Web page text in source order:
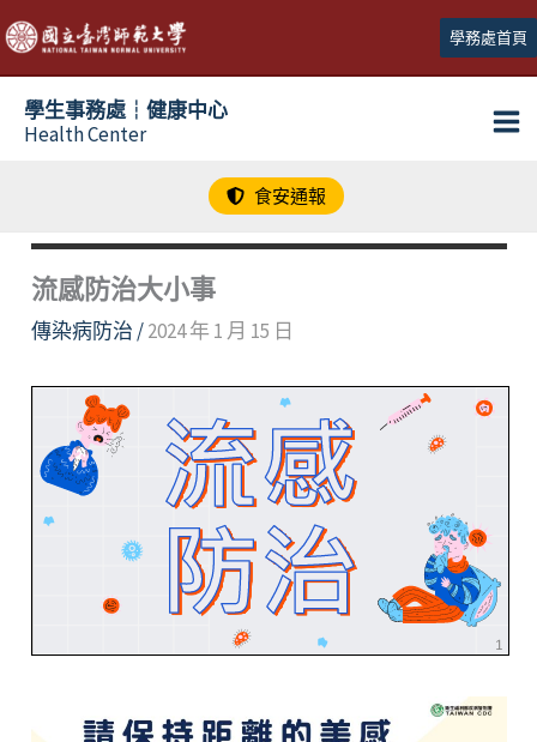
跳
至
主
學務處首頁
學生事務處┆健康中心
Health Center
食安通報
流感防治大小事
傳染病防治 /2024 年 1 月 15 日